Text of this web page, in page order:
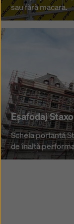
sau fără macara.
ideal
pentru
cofrarea
sau
fără
macara.
Eșafodaj
Schela portantă
de înaltă
Eșafodaj Staxo
Schela
portantă
Staxo
100